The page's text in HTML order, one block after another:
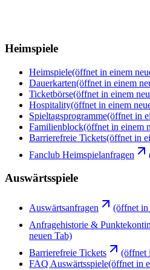
Heimspiele
Heimspiele(öffnet in einem
Dauerkarten(öffnet in einem
Ticketbörse(öffnet in einem
Hospitality(öffnet in einem
Spieltagsprogramme(öffnet in
Familienblock(öffnet in einem
Barrierefreie Tickets(öffnet in
Fanclub Heimspielanfragen
Auswärtsspiele
Auswärtsanfragen
(öffnet in
Anfragehistorie &
neuen Tab)
Barrierefreie Tickets
(öffnet
FAQ Auswärtsspiele(öffnet in